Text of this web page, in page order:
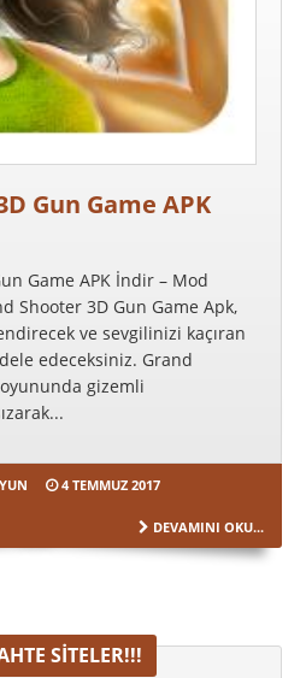
Gun Game APK
Game APK İndir – Mod
Shooter 3D Gun Game Apk,
ve sevgilinizi kaçıran
edeceksiniz. Grand
gizemli
4 TEMMUZ 2017
DEVAMINI OKU...
SITELER!!!